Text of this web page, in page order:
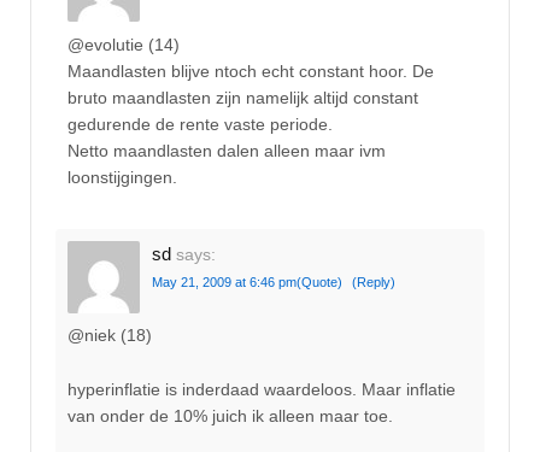
@evolutie (14)
Maandlasten blijve ntoch echt constant hoor. De
bruto maandlasten zijn namelijk altijd constant
gedurende de rente vaste periode.
Netto maandlasten dalen alleen maar ivm
loonstijgingen.
sd says:
May 21, 2009 at 6:46 pm(Quote) (Reply)
@niek (18)
hyperinflatie is inderdaad waardeloos. Maar inflatie
van onder de 10% juich ik alleen maar toe.